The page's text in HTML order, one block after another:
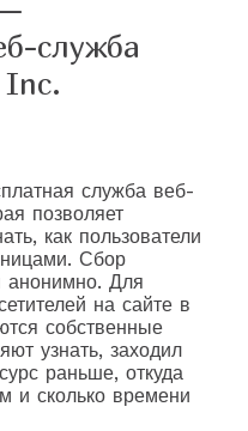
служба
Inc.
служба веб-
позволяет
как пользователи
Сбор
анонимно. Для
на сайте в
собственные
узнать, заходил
раньше, откуда
и сколько времени